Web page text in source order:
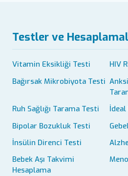
Testler ve
Vitamin Eksikliği Testi
HIV
Bağırsak Mikrobiyota Testi
Ruh Sağlığı Tarama Testi
İdeal
Bipolar Bozukluk Testi
İnsülin Direnci Testi
Bebek Aşı Takvimi
Hesaplama